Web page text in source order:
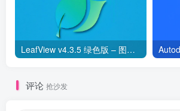
LeafView v4.3.5 绿色版 – 图片浏览器
评论 抢沙发